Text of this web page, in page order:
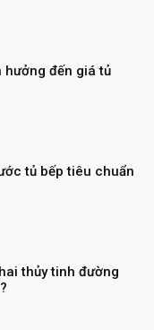
hưởng đến giá tủ
tủ bếp tiêu chuẩn
thủy tinh đường